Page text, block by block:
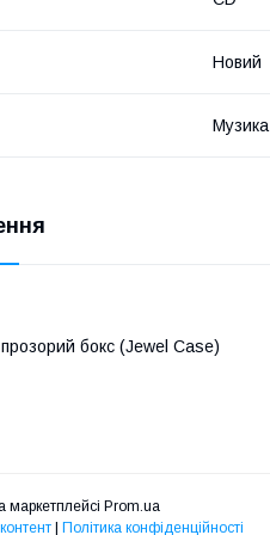
Новий
Музика
бокс (Jewel Case)
маркетплейсі Prom.ua
Політика конфіденційності